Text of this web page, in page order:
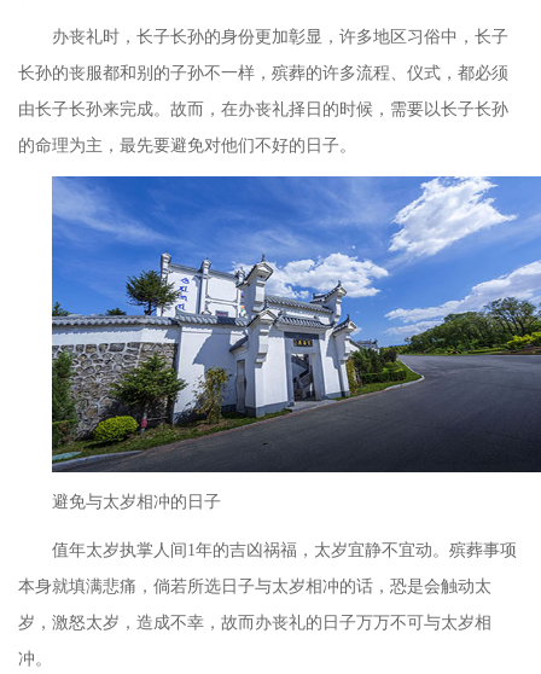
办丧礼时，长子长孙的身份更加彰显，许多地区习俗中，长子
长孙的丧服都和别的子孙不一样，殡葬的许多流程、仪式，都必须
由长子长孙来完成。故而，在办丧礼择日的时候，需要以长子长孙
的命理为主，最先要避免对他们不好的日子。
避免与太岁相冲的日子
值年太岁执掌人间 1年的吉凶祸福，太岁宜静不宜动。殡葬事项
本身就填满悲痛，倘若所选日子与太岁相冲的话，恐是会触动太
岁，激怒太岁，造成不幸，故而办丧礼的日子万万不可与太岁相
冲。